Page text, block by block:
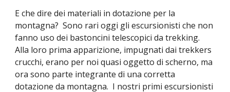
E che dire dei materiali in dotazione per la
montagna? Sono rari oggi gli escursionisti che non
fanno uso dei bastoncini telescopici da trekking.
Alla loro prima apparizione, impugnati dai trekkers
crucchi, erano per noi quasi oggetto di scherno, ma
ora sono parte integrante di una corretta
dotazione da montagna. I nostri primi escursionisti